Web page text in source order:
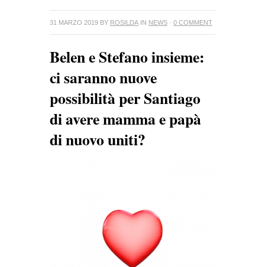
31 MARZO 2019 BY ROSILDA IN NEWS · 0 COMMENT
Belen e Stefano insieme:
ci saranno nuove
possibilità per Santiago
di avere mamma e papà
di nuovo uniti?